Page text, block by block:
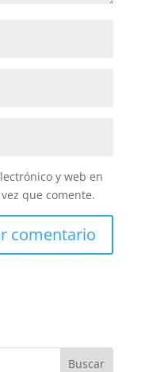
y web en
que comente.
Buscar